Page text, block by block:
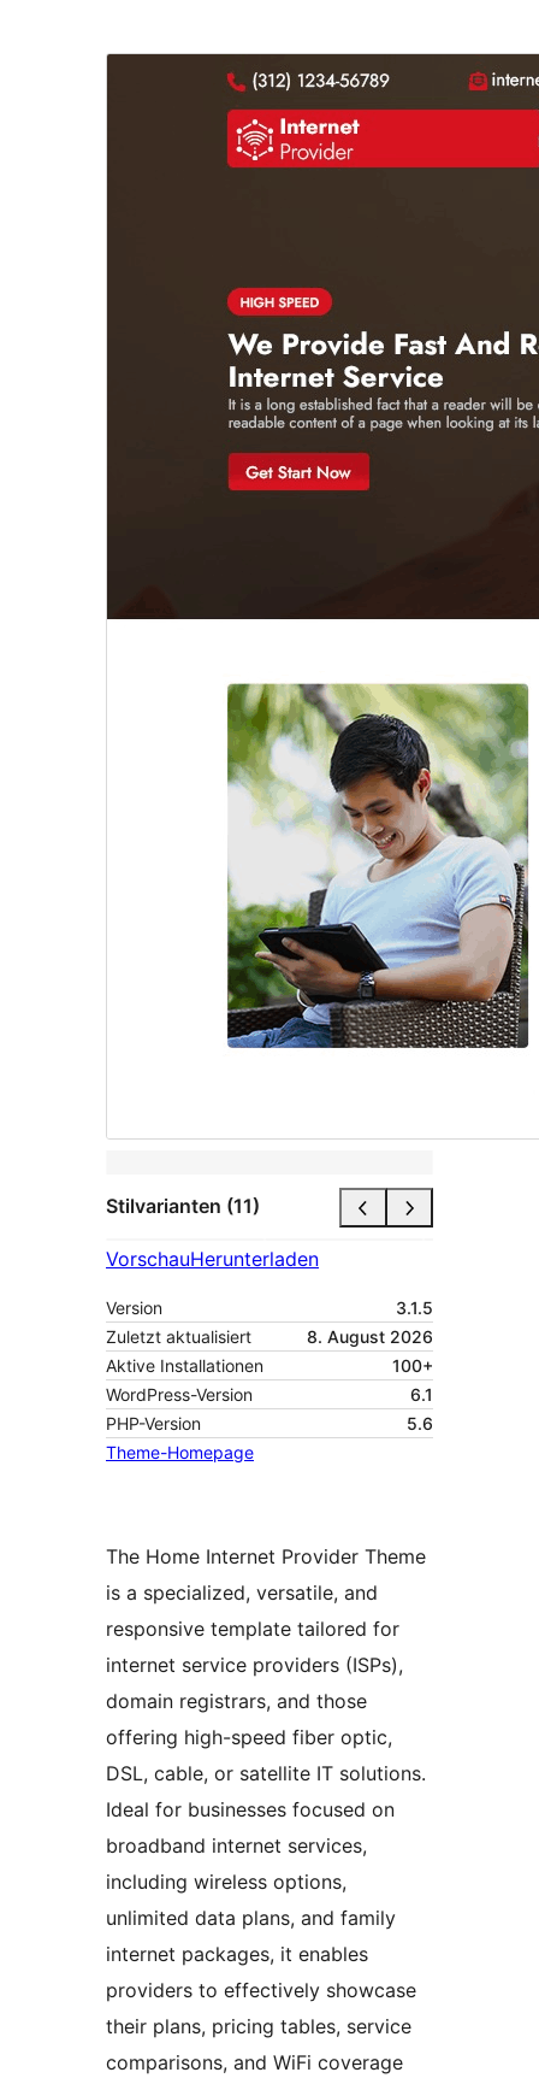
Stilvarianten (11)
VorschauHerunterladen
Version
3.1.5
Zuletzt aktualisiert
8. August 2026
Aktive Installationen
100+
WordPress-Version
6.1
PHP-Version
5.6
Theme-Homepage
The Home Internet Provider Theme
is a specialized, versatile, and
responsive template tailored for
internet service providers (ISPs),
domain registrars, and those
offering high-speed fiber optic,
DSL, cable, or satellite IT solutions.
Ideal for businesses focused on
broadband internet services,
including wireless options,
unlimited data plans, and family
internet packages, it enables
providers to effectively showcase
their plans, pricing tables, service
comparisons, and WiFi coverage